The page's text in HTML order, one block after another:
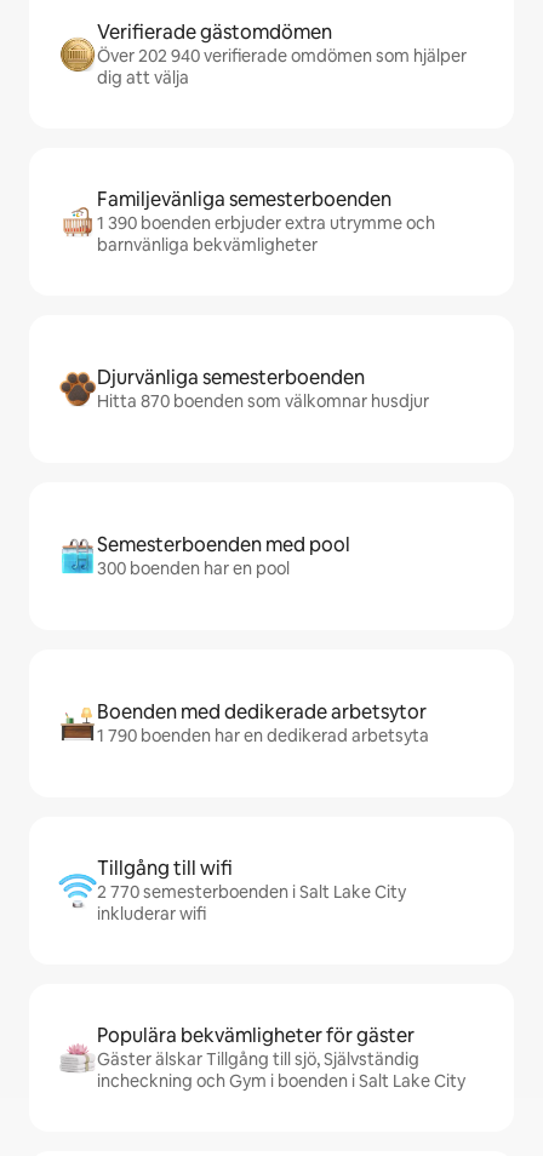
Verifierade gästomdömen
Över 202 940 verifierade omdömen som hjälper
dig att välja
Familjevänliga semesterboenden
1 390 boenden erbjuder extra utrymme och
barnvänliga bekvämligheter
Djurvänliga semesterboenden
Hitta 870 boenden som välkomnar husdjur
Semesterboenden med pool
300 boenden har en pool
Boenden med dedikerade arbetsytor
1 790 boenden har en dedikerad arbetsyta
Tillgång till wifi
2 770 semesterboenden i Salt Lake City
inkluderar wifi
Populära bekvämligheter för gäster
Gäster älskar Tillgång till sjö, Självständig
incheckning och Gym i boenden i Salt Lake City